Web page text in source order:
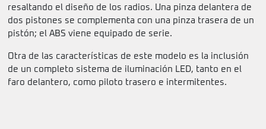
resaltando el diseño de los radios. Una pinza delantera de
dos pistones se complementa con una pinza trasera de un
pistón; el ABS viene equipado de serie.
Otra de las características de este modelo es la inclusión
de un completo sistema de iluminación LED, tanto en el
faro delantero, como piloto trasero e intermitentes.